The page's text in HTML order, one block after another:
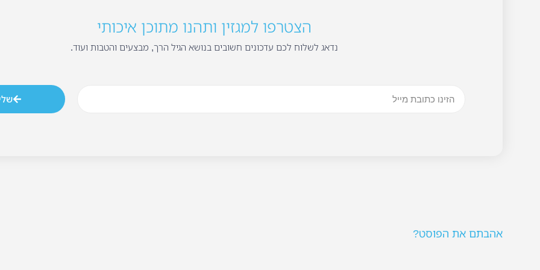
הצטרפו למגזין ותהנו מתוכן איכותי
נדאג לשלוח לכם עדכונים חשובים בנושא הגיל הרך, מבצעים והטבות ועוד.
אהבתם את הפוסט?